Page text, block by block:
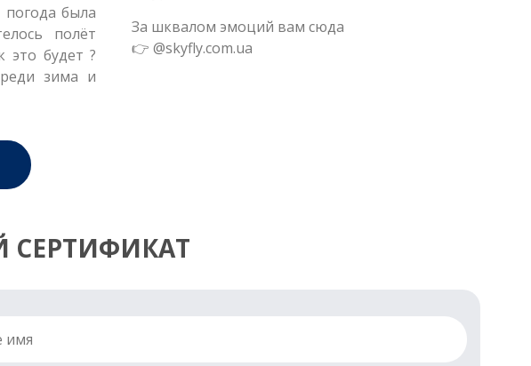
была
полёт
это будет ?
зима и
За шквалом эмоций вам сюда
👉 @skyfly.com.ua
СЕРТИФИКАТ